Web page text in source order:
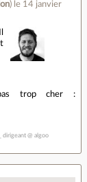
) le 14 janvier
trop cher :
dirigeant @ algoo